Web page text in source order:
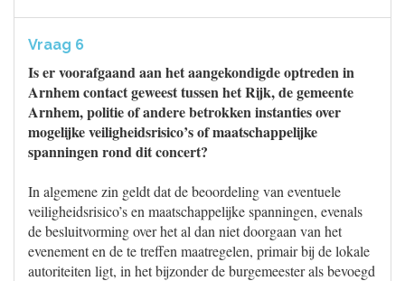
Vraag 6
Is er voorafgaand aan het aangekondigde optreden in
Arnhem contact geweest tussen het Rijk, de gemeente
Arnhem, politie of andere betrokken instanties over
mogelijke veiligheidsrisico’s of maatschappelijke
spanningen rond dit concert?
In algemene zin geldt dat de beoordeling van eventuele
veiligheidsrisico’s en maatschappelijke spanningen, evenals
de besluitvorming over het al dan niet doorgaan van het
evenement en de te treffen maatregelen, primair bij de lokale
autoriteiten ligt, in het bijzonder de burgemeester als bevoegd